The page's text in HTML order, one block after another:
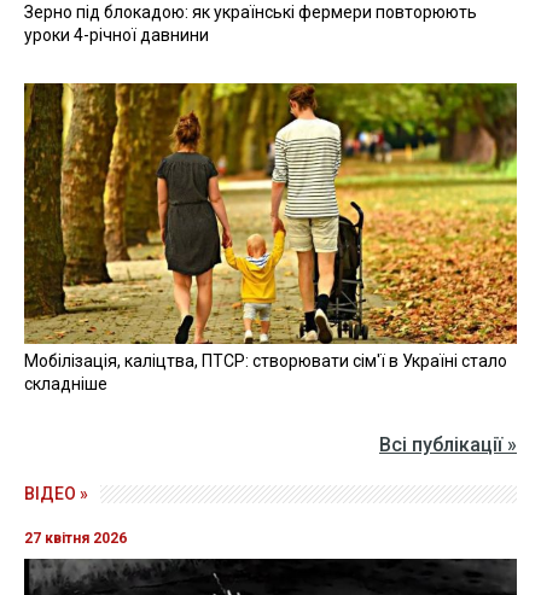
Зерно під блокадою: як українські фермери повторюють
уроки 4-річної давнини
Мобілізація, каліцтва, ПТСР: створювати сім'ї в Україні стало
складніше
Всі публікації »
ВІДЕО »
27 квітня 2026